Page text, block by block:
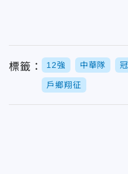
標籤： 12強 中華隊
戶鄉翔征